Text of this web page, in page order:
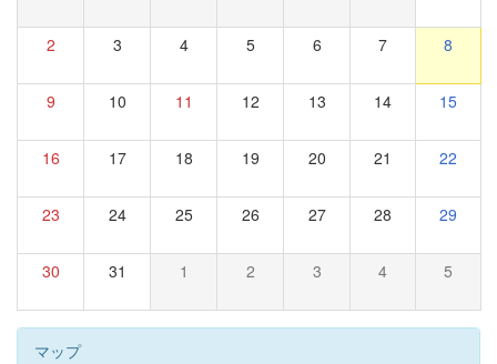
2 3 4 5 6 7 8
9 10 11 12 13 14 15
16 17 18 19 20 21 22
23 24 25 26 27 28 29
30 31 1 2 3 4 5
マップ